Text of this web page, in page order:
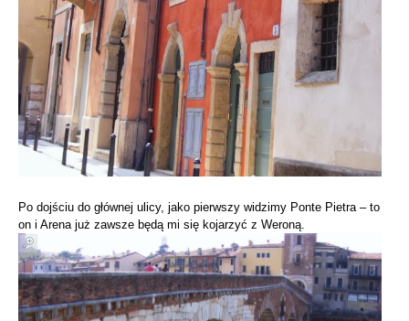
Po dojściu do głównej ulicy, jako pierwszy widzimy Ponte Pietra – to
on i Arena już zawsze będą mi się kojarzyć z Weroną.